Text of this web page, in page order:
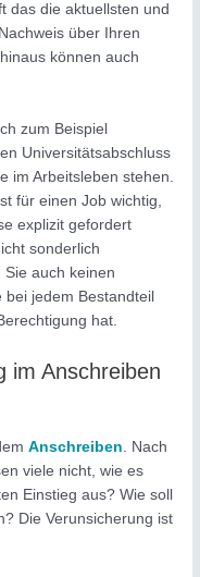
das die aktuellsten und
über Ihren
können auch
zum Beispiel
Universitätsabschluss
im Arbeitsleben stehen.
für einen Job wichtig,
explizit gefordert
sonderlich
auch keinen
jedem Bestandteil
hat.
im Anschreiben
Anschreiben . Nach
viele nicht, wie es
Einstieg aus? Wie soll
Die Verunsicherung ist